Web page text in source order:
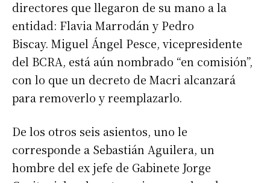
directores que llegaron de su mano a la
entidad: Flavia Marrodán y Pedro
Biscay. Miguel Ángel Pesce, vicepresidente
del BCRA, está aún nombrado “en comisión”,
con lo que un decreto de Macri alcanzará
para removerlo y reemplazarlo.
De los otros seis asientos, uno le
corresponde a Sebastián Aguilera, un
hombre del ex jefe de Gabinete Jorge